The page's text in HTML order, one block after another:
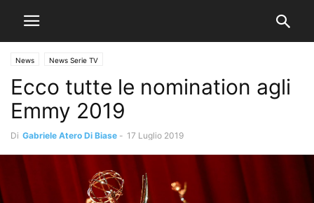
News News Serie TV
Ecco tutte le nomination agli
Emmy 2019
Di Gabriele Atero Di Biase - 17 Luglio 2019